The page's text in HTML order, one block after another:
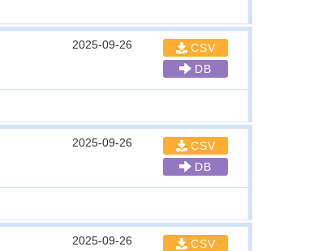
2025-09-26
CSV
DB
2025-09-26
CSV
DB
2025-09-26
CSV